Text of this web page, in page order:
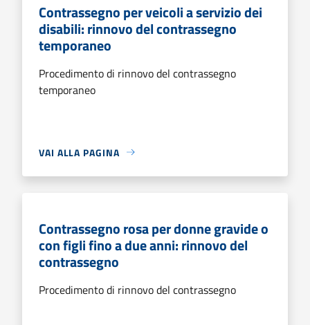
Contrassegno per veicoli a servizio dei
disabili: rinnovo del contrassegno
temporaneo
Procedimento di rinnovo del contrassegno
temporaneo
VAI ALLA PAGINA
Contrassegno rosa per donne gravide o
con figli fino a due anni: rinnovo del
contrassegno
Procedimento di rinnovo del contrassegno